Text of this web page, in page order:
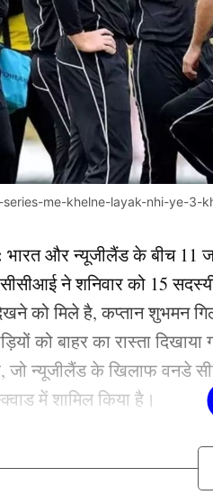
me-khelne-layak-nhi-ye-3-
भारत और न्यूजीलैंड के बीच 11
ने शनिवार को 15
को मिले है, कप्तान शुभमन
को बाहर का रास्ता
जो न्यूजीलैंड के खिलाफ वनडे
में शामिल किया है।
के खिलाफ